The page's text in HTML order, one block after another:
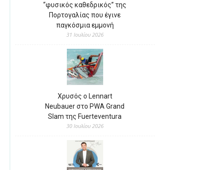
“φυσικός καθεδρικός” της
Πορτογαλίας που έγινε
παγκόσμια εμμονή
31 Ιουλίου 2026
Χρυσός ο Lennart
Neubauer στο PWA Grand
Slam της Fuerteventura
30 Ιουλίου 2026